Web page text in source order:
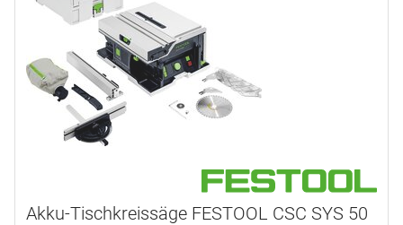
Akku-Tischkreissäge FESTOOL CSC SYS 50